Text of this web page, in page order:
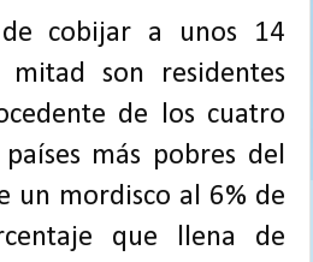
cobijar a unos 14
son residentes
de los cuatro
más pobres del
un mordisco al 6% de
que llena de